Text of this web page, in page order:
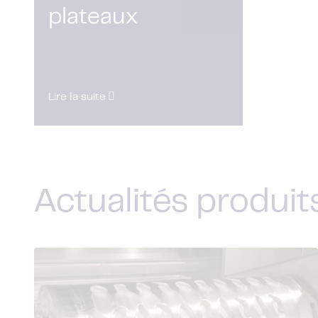
plateaux
Lire la suite
Actualités